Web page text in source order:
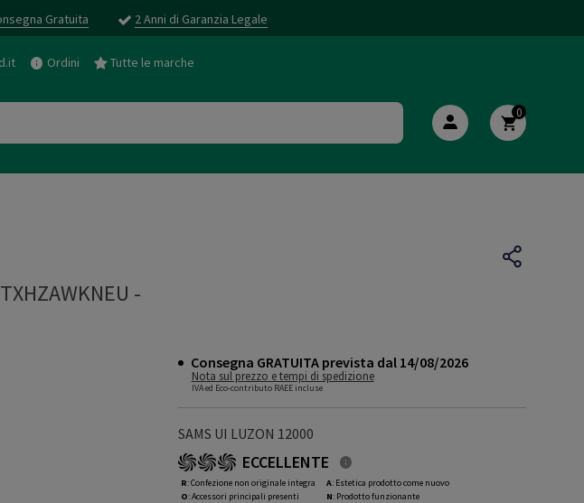
Gratuita 2 Anni di Garanzia Legale
Ordini Tutte le marche
0
-
Consegna GRATUITA prevista dal 14/08/2026
Nota sul prezzo e tempi di spedizione
IVA ed Eco-contributo RAEE incluse
SAMS UI LUZON 12000
ECCELLENTE
R: Confezione non originale integra
O: Accessori principali presenti
A: Estetica prodotto come nuovo
N: Prodotto funzionante